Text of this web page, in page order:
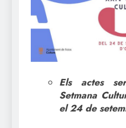
Els actes
Setmana
el 24 de